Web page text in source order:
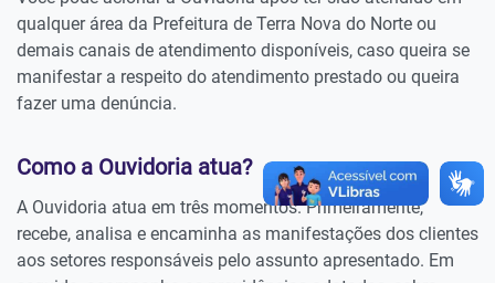
qualquer área da Prefeitura de Terra Nova do Norte ou
demais canais de atendimento disponíveis, caso queira se
manifestar a respeito do atendimento prestado ou queira
fazer uma denúncia.
Como a Ouvidoria atua?
A Ouvidoria atua em três momentos. Primeiramente,
recebe, analisa e encaminha as manifestações dos clientes
aos setores responsáveis pelo assunto apresentado. Em